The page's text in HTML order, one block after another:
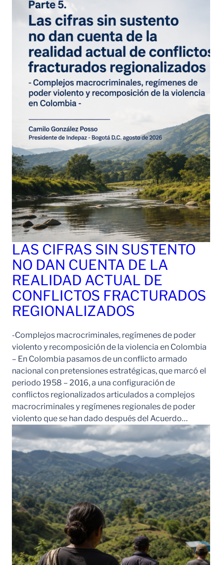
LAS CIFRAS SIN SUSTENTO
NO DAN CUENTA DE LA
REALIDAD ACTUAL DE
CONFLICTOS FRACTURADOS
REGIONALIZADOS
-Complejos macrocriminales, regímenes de poder
violento y recomposición de la violencia en Colombia
– En Colombia pasamos de un conflicto armado
nacional con pretensiones estratégicas, que marcó el
periodo 1958 – 2016, a una configuración de
conflictos regionalizados articulados a complejos
macrocriminales y regímenes regionales de poder
violento que se han dado después del Acuerdo…